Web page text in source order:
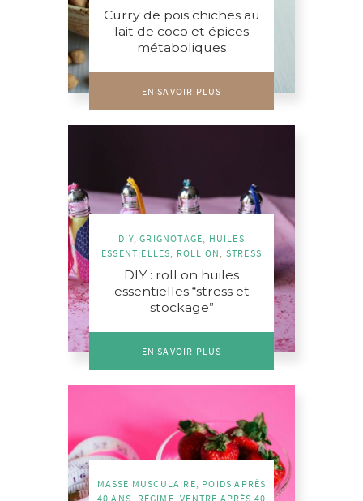
Curry de pois chiches au
lait de coco et épices
métaboliques
EN SAVOIR PLUS
DIY,GRIGNOTAGE
HUILES
ESSENTIELLES
ROLL ON STRESS
DIY : roll on huiles
essentielles “stress et
stockage”
EN SAVOIR PLUS
MASSE MUSCULAIRE POIDS APRÈS
40 ANS
RÉGIME ,VENTRE APRÈS 40